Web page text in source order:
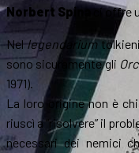
Norbert Spinaci offre
Nellegendarium
sono sicuramente gli
1971).
La loro origine non è
riuscì a “risolvere” il
necessari dei nemici